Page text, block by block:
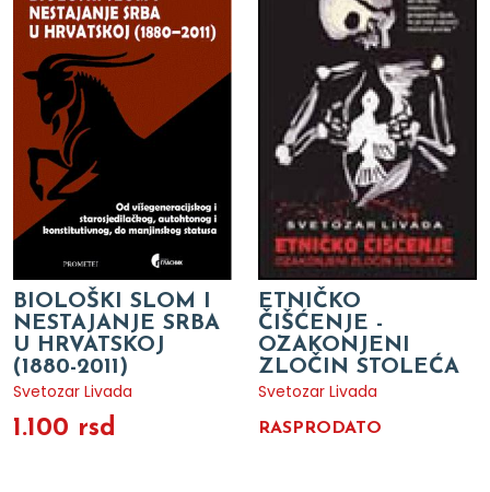
BIOLOŠKI SLOM I
NESTAJANJE SRBA
U HRVATSKOJ
(1880-2011)
Svetozar Livada
1.100 rsd
ETNIČKO
ČIŠĆENJE -
OZAKONJENI
ZLOČIN STOLEĆA
Svetozar Livada
RASPRODATO